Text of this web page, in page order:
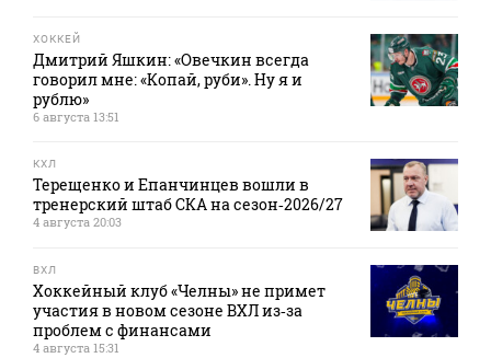
ХОККЕЙ
Дмитрий Яшкин: «Овечкин всегда
говорил мне: «Копай, руби». Ну я и
рублю»
6 августа 13:51
КХЛ
Терещенко и Епанчинцев вошли в
тренерский штаб СКА на сезон‑2026/27
4 августа 20:03
ВХЛ
Хоккейный клуб «Челны» не примет
участия в новом сезоне ВХЛ из‑за
проблем с финансами
4 августа 15:31